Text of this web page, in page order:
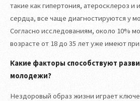
такие как гипертония, атеросклероз и
сердца, все чаще диагностируются у
Согласно исследованиям, около 10%
возрасте от 18 до 35 лет уже имеют
Какие факторы способствуют
молодежи?
Нездоровый образ жизни играет